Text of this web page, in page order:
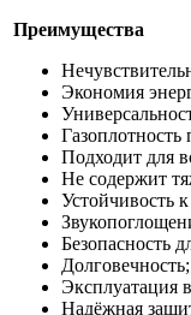
Преимущества
Экономия
Подходит для
Не содержит
Устойчивость
Безопасность
Долговечность;
Эксплуатация
Надёжная